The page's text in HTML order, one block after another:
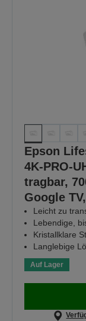
Epson
4K-PRO-
tragbar,
Google
Leicht zu
Lebendige,
Kristallklare
Langlebige
Auf Lager